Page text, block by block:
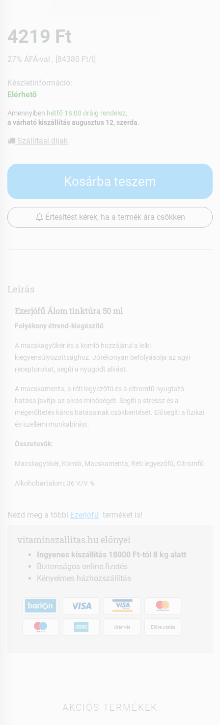
4219 Ft
27% ÁFÁ-val , [84380 Ft/l]
Készletinformáció:
Elérhetõ
Amennyiben hétfő 18:00 óráig rendelsz,
a várható kiszállítás augusztus 12, szerda
Szállítási díjak
Kosárba teszem
Értesítést kérek, ha a termék ára csökken
Leírás
Ezerjófű Álom tinktúra 50 ml
Folyékony étrend-kiegészítő
A macskagyökér és a komló hozzájárul a lelki
kiegyensúlyozottsághoz. Jótékonyan befolyásolja az agyi
receptorokat, segíti a nyugodt alvást.
A macskamenta, a réti legyezőfű és a citromfű nyugtató
hatása javítja az alvás minőségét. Segíti a stressz és a
megerőltetés káros hatásainak csökkentését. Elősegíti a fizikai
és szellemi munkabírást.
Összetevők:
Macskagyökér, Komló, Macskamenta, Réti legyezőfű, Citromfű
Alkoholtartalom: 36 V/V %
Nézd meg a többi Ezerjófű terméket is!
vitaminszallitas.hu előnyei
Ingyenes kiszállítás 18000 Ft-tól 8 kg alatt
Biztonságos online fizetés
Kényelmes házhozszállítás
Utánvét Előre utalás
AKCIÓS TERMÉKEK